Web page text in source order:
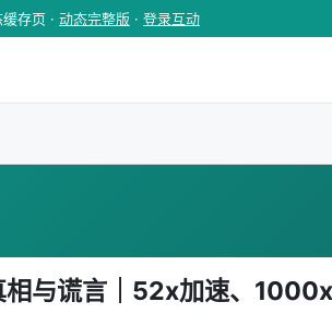
存页 · 动态完整版 · 登录互动
相与谎言｜52x加速、1000x